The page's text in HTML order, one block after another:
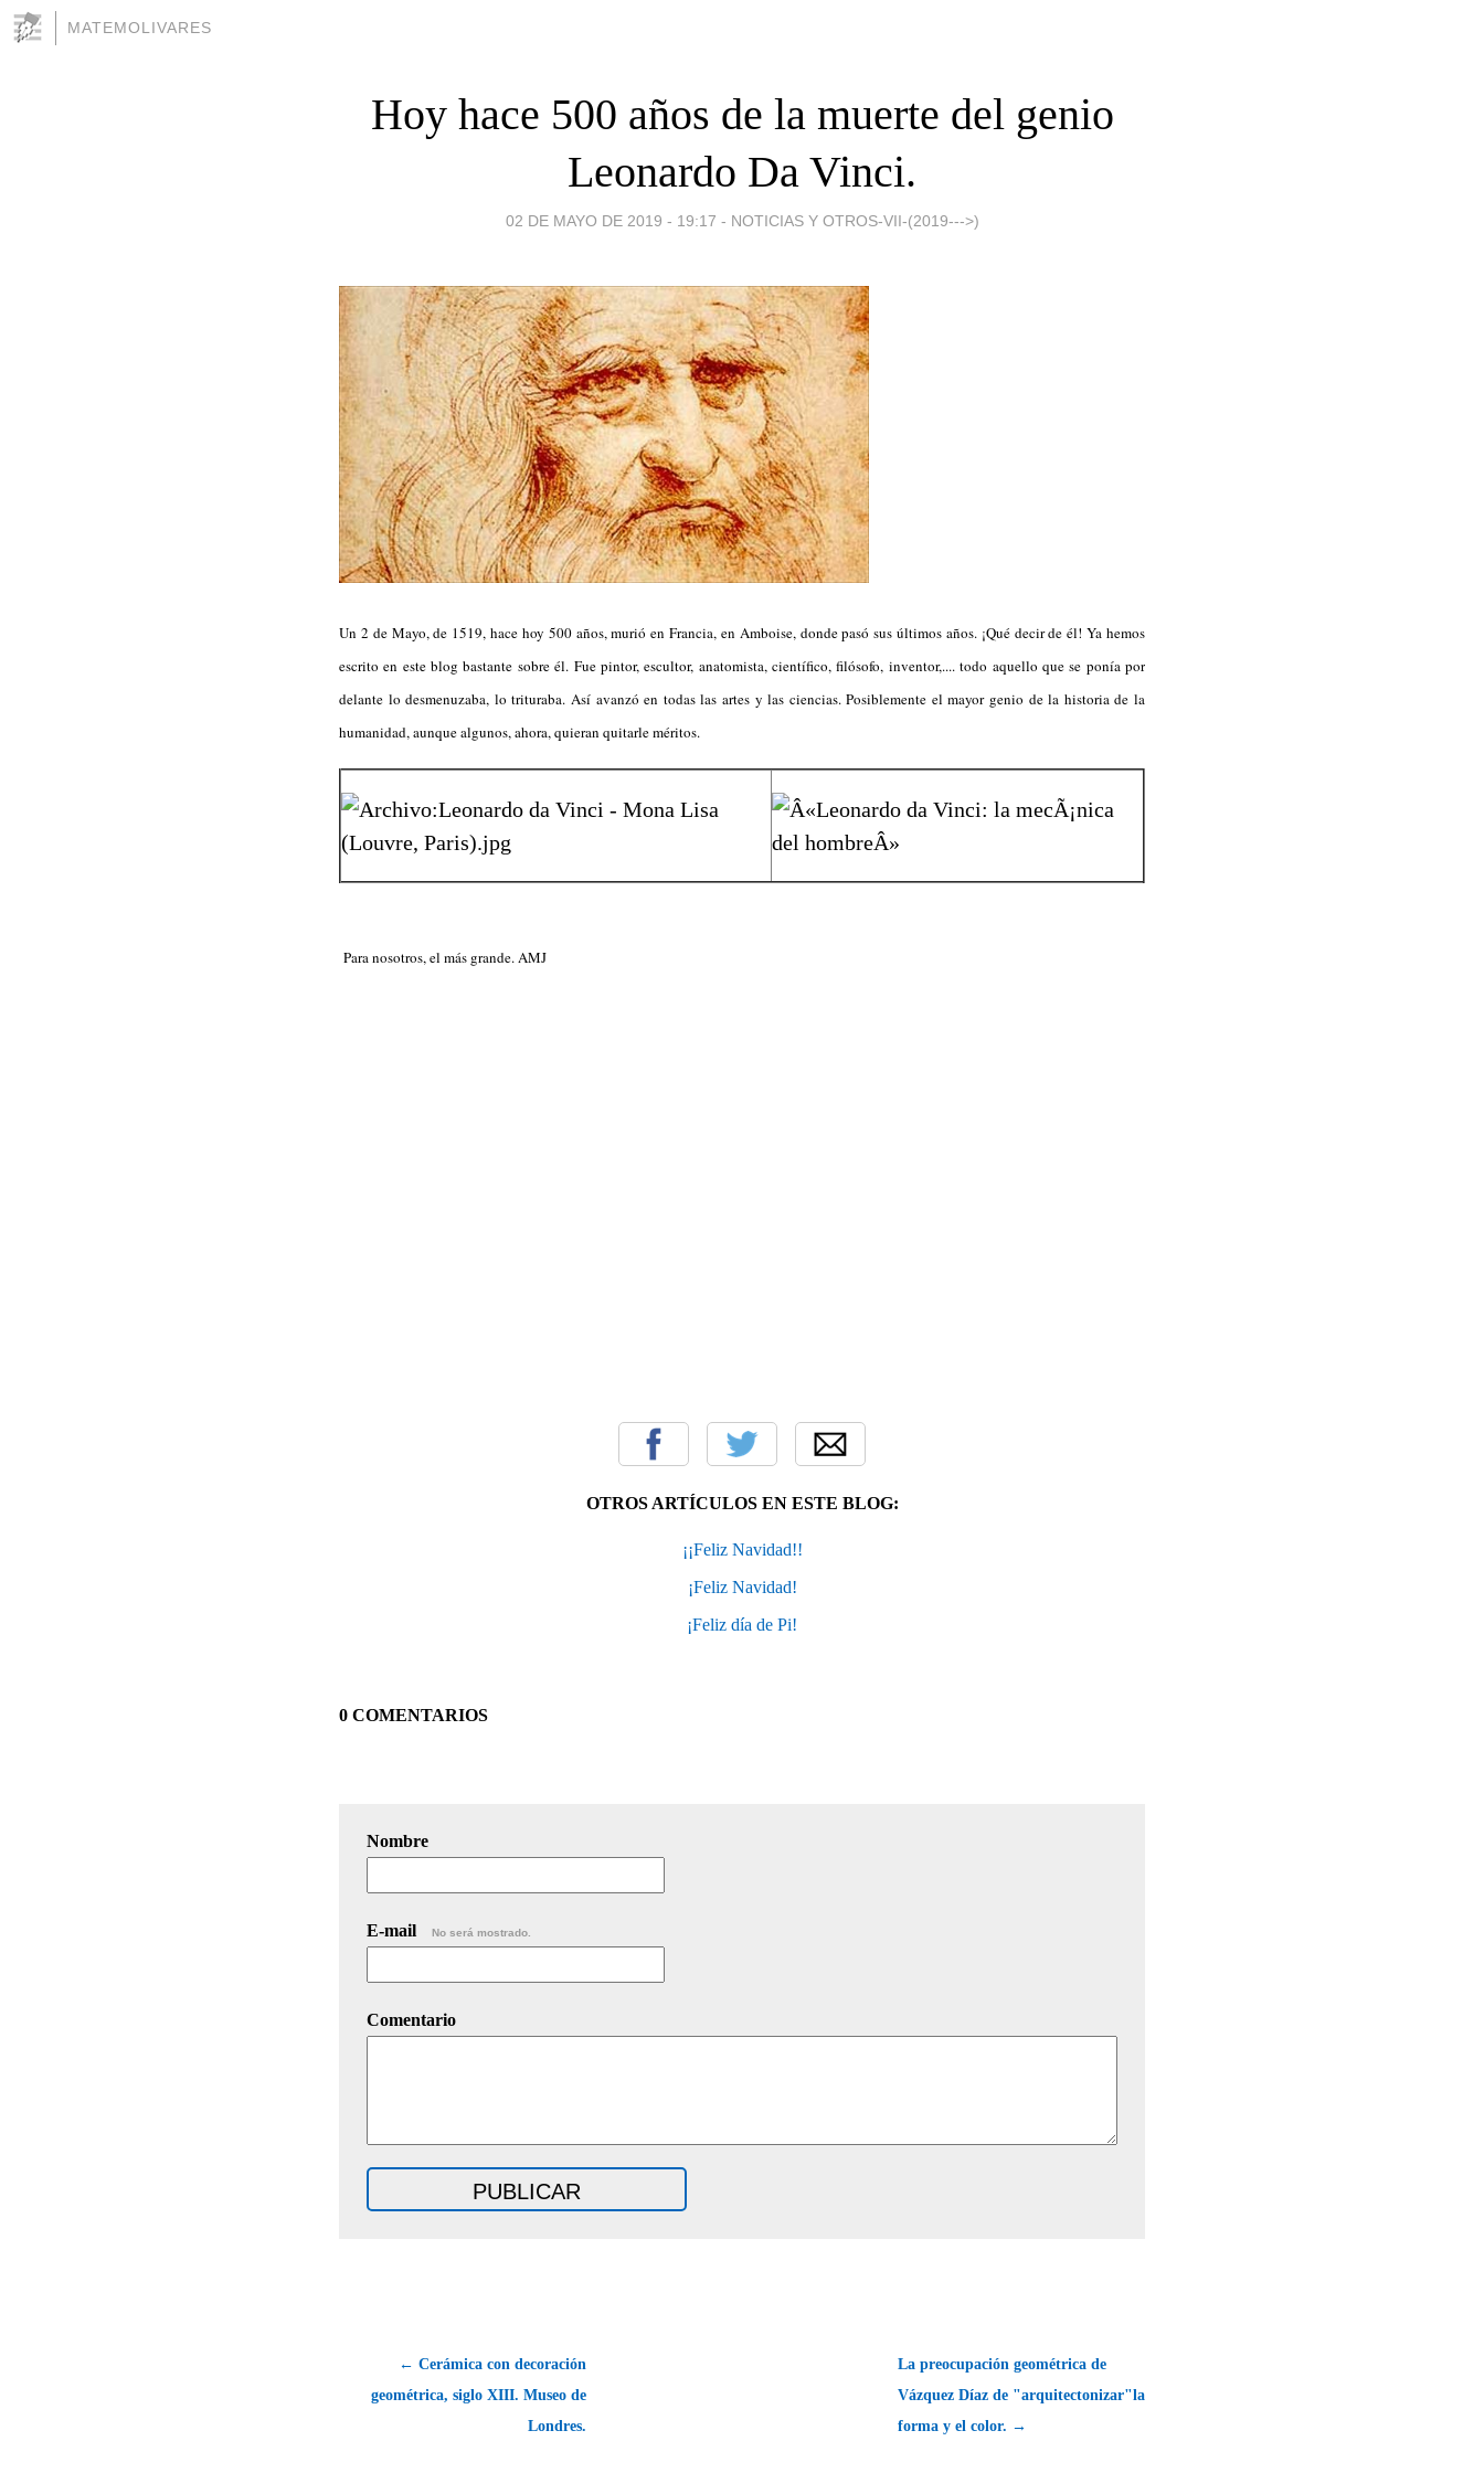
MATEMOLIVARES
Hoy hace 500 años de la muerte del genio
Leonardo Da Vinci.
02 DE MAYO DE 2019 - 19:17 - NOTICIAS Y OTROS-VII-(2019--->)
Un 2 de Mayo, de 1519, hace hoy 500 años, murió en Francia, en Amboise, donde pasó sus últimos años. ¡Qué decir de él! Ya hemos
escrito en este blog bastante sobre él. Fue pintor, escultor, anatomista, científico, filósofo, inventor,.... todo aquello que se ponía por
delante lo desmenuzaba, lo trituraba. Así avanzó en todas las artes y las ciencias. Posiblemente el mayor genio de la historia de la
humanidad, aunque algunos, ahora, quieran quitarle méritos.
Para nosotros, el más grande. AMJ
OTROS ARTÍCULOS EN ESTE BLOG:
¡¡Feliz Navidad!!
¡Feliz Navidad!
¡Feliz día de Pi!
0 COMENTARIOS
Nombre
E-mail No será mostrado.
Comentario
← Cerámica con decoración
geométrica, siglo XIII. Museo de
Londres.
La preocupación geométrica de
Vázquez Díaz de "arquitectonizar"la
forma y el color. →